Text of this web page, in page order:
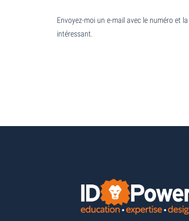
Envoyez-moi un e-mail avec le numéro et
intéressant.